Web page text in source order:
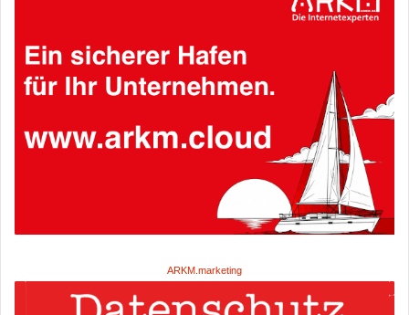
ARKM.marketing